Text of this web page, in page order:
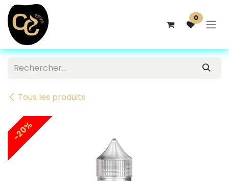
Se rendre au contenu
0
Tous les produits
-20%